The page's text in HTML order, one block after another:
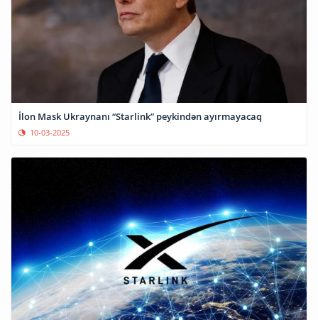
İlon Mask Ukraynanı “Starlink” peykindən ayırmayacaq
10-03-2025